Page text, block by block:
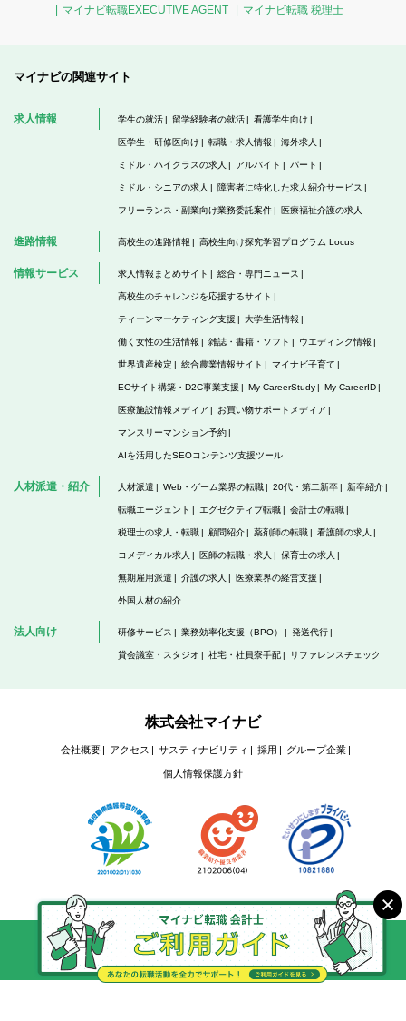
マイナビ転職EXECUTIVE AGENT
マイナビ転職 税理士
マイナビの関連サイト
求人情報 学生の就活 留学経験者の就活 看護学生向け
医学生・研修医向け 転職・求人情報 海外求人
ミドル・ハイクラスの求人 アルバイト パート
ミドル・シニアの求人 障害者に特化した求人紹介サービス
フリーランス・副業向け業務委託案件 医療福祉介護の求人
進路情報 高校生の進路情報 高校生向け探究学習プログラム Locus
情報サービス 求人情報まとめサイト 総合・専門ニュース
高校生のチャレンジを応援するサイト
ティーンマーケティング支援 大学生活情報
働く女性の生活情報 雑誌・書籍・ソフト ウエディング情報
世界遺産検定 総合農業情報サイト マイナビ子育て
ECサイト構築・D2C事業支援 My CareerStudy My CareerID
医療施設情報メディア お買い物サポートメディア
マンスリーマンション予約
AIを活用したSEOコンテンツ支援ツール
人材派遣・紹介 人材派遣 Web・ゲーム業界の転職 20代・第二新卒 新卒紹介
転職エージェント エグゼクティブ転職 会計士の転職
税理士の求人・転職 顧問紹介 薬剤師の転職 看護師の求人
コメディカル求人 医師の転職・求人 保育士の求人
無期雇用派遣 介護の求人 医療業界の経営支援
外国人材の紹介
法人向け 研修サービス 業務効率化支援（BPO） 発送代行
貸会議室・スタジオ 社宅・社員寮手配 リファレンスチェック
株式会社マイナビ
会社概要 アクセス サスティナビリティ 採用 グループ企業
個人情報保護方針
Copyright @ Mynavi Corporation